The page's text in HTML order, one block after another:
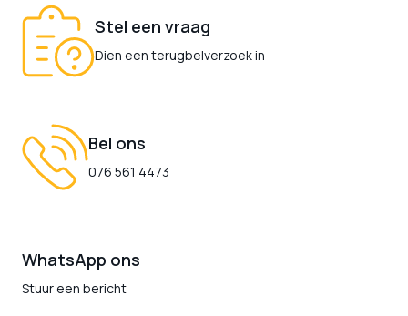
Stel een vraag
Dien een terugbelverzoek in
Bel ons
076 561 4473
WhatsApp ons
Stuur een bericht